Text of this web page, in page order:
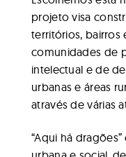
projeto visa
territórios, bairros
comunidades de
intelectual e de
urbanas e áreas
através de várias
“Aqui há